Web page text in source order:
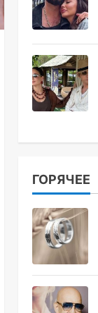
ГОРЯЧЕЕ